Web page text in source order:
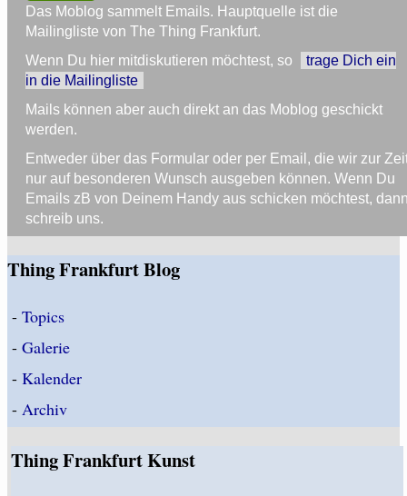
Das Moblog sammelt Emails. Hauptquelle ist die
Mailingliste von The Thing Frankfurt.
Wenn Du hier mitdiskutieren möchtest, so
trage Dich ein
in die Mailingliste
Mails können aber auch direkt an das Moblog geschickt
werden.
Entweder über das Formular oder per Email, die wir zur
nur auf besonderen Wunsch ausgeben können. Wenn Du
Emails zB von Deinem Handy aus schicken möchtest,
schreib uns.
Thing Frankfurt Blog
- Topics
- Galerie
- Kalender
- Archiv
Thing Frankfurt Kunst